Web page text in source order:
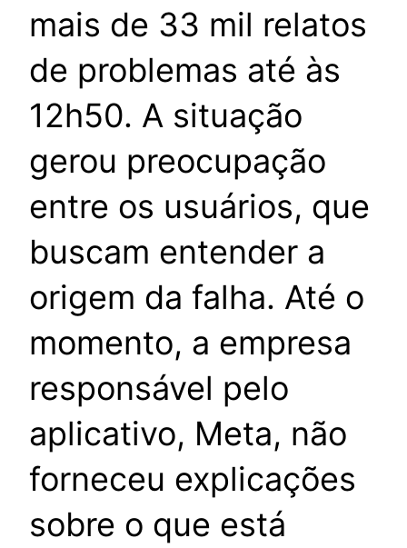
mais de 33 mil relatos
de problemas até às
12h50. A situação
gerou preocupação
entre os usuários, que
buscam entender a
origem da falha. Até o
momento, a empresa
responsável pelo
aplicativo, Meta, não
forneceu explicações
sobre o que está